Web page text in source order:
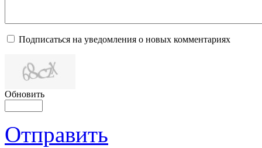
Подписаться на уведомления о новых комментариях
Обновить
Отправить